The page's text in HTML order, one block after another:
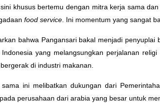
khusus bertemu dengan mitra kerja sama
food service . Ini momentum yang sangat
bahwa Pangansari bakal menjadi
yang melangsungkan perjalanan
di industri makanan.
ini melibatkan dukungan dari
perusahaan dari arabia yang besar untuk